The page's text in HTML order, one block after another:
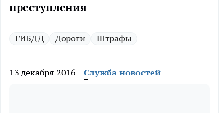
преступления
ГИБДД Дороги Штрафы
13 декабря 2016 Служба новостей